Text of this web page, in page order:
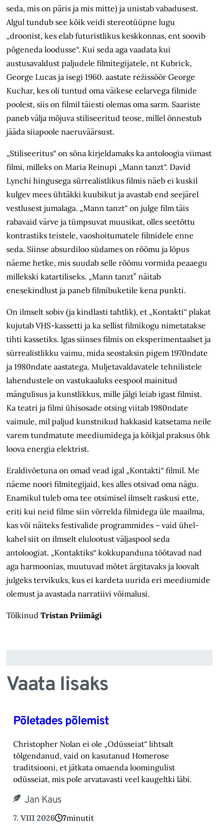
seda, mis on päris ja mis mitte) ja unistab vabadusest.
Algul tundub see kõik veidi stereotüüpne lugu
„droonist, kes elab futuristlikus keskkonnas, ent soovib
põgeneda loodusse“. Kui seda aga vaadata kui
austusavaldust paljudele filmitegijatele, nt Kubrick,
George Lucas ja isegi 1960. aastate režissöör George
Kuchar, kes oli tuntud oma väikese eelarvega filmide
poolest, siis on filmil täiesti olemas oma sarm. Saariste
paneb välja mõjuva stiliseeritud teose, millel õnnestub
jääda siiapoole naeruväärsust.
„Stiliseeritus“ on sõna kirjeldamaks ka antoloogia viimast
filmi, milleks on Maria Reinupi „Mann tanzt“. David
Lynchi hingusega sürrealistlikus filmis näeb ei kuskil
kulgev mees ühtäkki kuubikut ja avastab end seejärel
vestlusest jumalaga. „Mann tanzt“ on julge film täis
rabavaid värve ja tümpsuvat muusikat, olles seetõttu
kontrastiks teistele, vaoshoitumatele filmidele enne
seda. Siinse absurdiloo südames on rõõmu ja lõpus
näeme hetke, mis suudab selle rõõmu vormida peaaegu
millekski katartiliseks. „Mann tanzt” näitab
enesekindlust ja paneb filmibuketile kena punkti.
On ilmselt sobiv (ja kindlasti tahtlik), et „Kontakti“ plakat
kujutab VHS-kassetti ja ka sellist filmikogu nimetatakse
tihti kassetiks. Igas siinses filmis on eksperimentaalset ja
sürrealistlikku vaimu, mida seostaksin pigem 1970ndate
ja 1980ndate aastatega. Muljetavaldavatele tehnilistele
lahendustele on vastukaaluks eespool mainitud
mängulisus ja kunstlikkus, mille jälgi leiab igast filmist.
Ka teatri ja filmi ühisosade otsing viitab 1980ndate
vaimule, mil paljud kunstnikud hakkasid katsetama neile
varem tundmatute meediumidega ja kõikjal praksus õhk
loova energia elektrist.
Eraldivõetuna on omad vead igal „Kontakti“ filmil. Me
näeme noori filmitegijaid, kes alles otsivad oma nägu.
Enamikul tuleb oma tee otsimisel ilmselt raskusi ette,
eriti kui neid filme siin võrrelda filmidega üle maailma,
kas või näiteks festivalide programmides – vaid ühel-
kahel siit on ilmselt elulootust väljaspool seda
antoloogiat. „Kontaktiks“ kokkupanduna töötavad nad
aga harmoonias, muutuvad mõtet ärgitavaks ja loovalt
julgeks tervikuks, kus ei kardeta uurida eri meediumide
olemust ja avastada narratiivi võimalusi.
TõlkinudTristan Priimägi
Vaata lisaks
Põletades põlemist
Christopher Nolan ei ole „Odüsseiat“ lihtsalt
tõlgendanud, vaid on kasutanud Homerose
tra‎ditsiooni, et jätkata omaenda loomingulist
odüsseiat, mis pole arvatavasti veel kaugeltki läbi.‎
Jan Kaus
7. VIII 2026 7minutit